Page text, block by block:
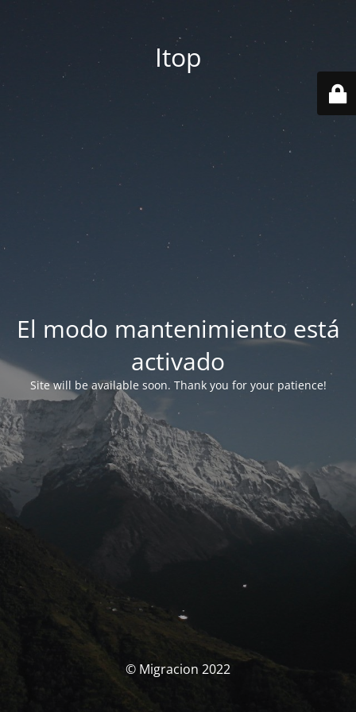
Itop
El modo mantenimiento está
activado
Site will be available soon. Thank you for your patience!
© Migracion 2022